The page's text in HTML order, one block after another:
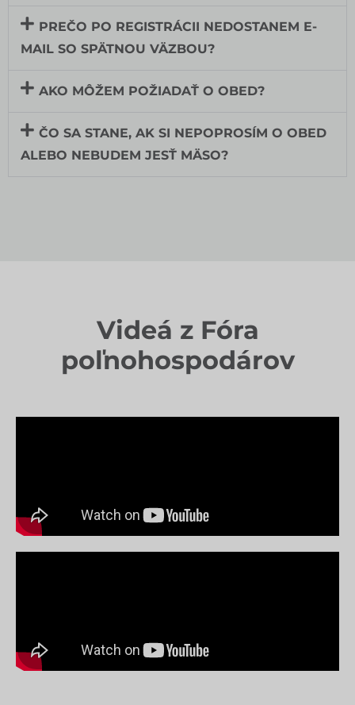
PREČO PO REGISTRÁCII NEDOSTANEM E-
MAIL SO SPÄTNOU VÄZBOU?
AKO MÔŽEM POŽIADAŤ O OBED?
ČO SA STANE, AK SI NEPOPROSÍM O OBED
ALEBO NEBUDEM JESŤ MÄSO?
Videá z Fóra
poľnohospodárov